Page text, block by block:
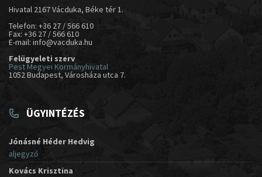
Hivatal 2167 Vácduka, Béke tér 1.
Telefon: +36 27 / 566 610
Fax: +36 27 / 566 610
E-mail: info@vacduka.hu
Felügyeleti szerv
Pest Megyei Kormányhivatal
1052 Budapest, Városháza utca 7.
ÜGYINTÉZÉS
Jónásné Héder Hedvig
aljegyző
Kovács Krisztina